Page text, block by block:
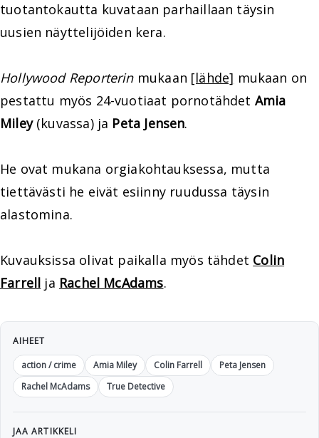
tuotantokautta kuvataan parhaillaan täysin
uusien näyttelijöiden kera.
Hollywood Reporterinmukaan [lähde] mukaan on
pestattu myös 24-vuotiaat pornotähdet Amia
Miley(kuvassa) ja Peta Jensen.
He ovat mukana orgiakohtauksessa, mutta
tiettävästi he eivät esiinny ruudussa täysin
alastomina.
Kuvauksissa olivat paikalla myös tähdet Colin
Farrell ja Rachel McAdams.
AIHEET
action / crime
Amia Miley Colin Farrell
Peta Jensen
Rachel McAdams
True Detective
JAA ARTIKKELI